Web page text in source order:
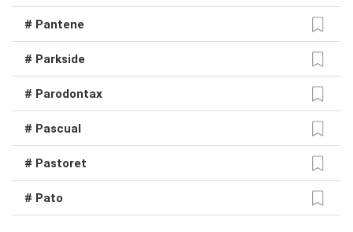
# Pantene
# Parkside
# Parodontax
# Pascual
# Pastoret
# Pato